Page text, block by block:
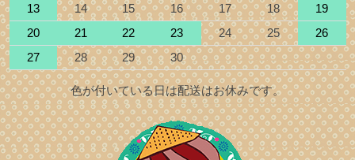
13
14 15 16 17 18
19
20
21 22 23 24 25
26
27
28 29 30
色が付いている日は配送はお休みです。